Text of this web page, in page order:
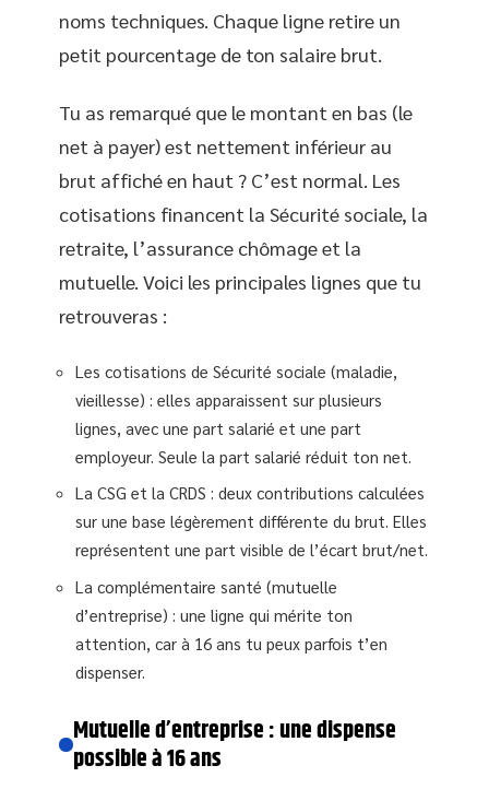
noms techniques. Chaque ligne retire un
petit pourcentage de ton salaire brut.
Tu as remarqué que le montant en bas (le
net à payer) est nettement inférieur au
brut affiché en haut ? C’est normal. Les
cotisations financent la Sécurité sociale, la
retraite, l’assurance chômage et la
mutuelle. Voici les principales lignes que tu
retrouveras :
Les cotisations de Sécurité sociale (maladie,
vieillesse) : elles apparaissent sur plusieurs
lignes, avec une part salarié et une part
employeur. Seule la part salarié réduit ton net.
La CSG et la CRDS : deux contributions calculées
sur une base légèrement différente du brut. Elles
représentent une part visible de l’écart brut/net.
La complémentaire santé (mutuelle
d’entreprise) : une ligne qui mérite ton
attention, car à 16 ans tu peux parfois t’en
dispenser.
Mutuelle d’entreprise : une dispense
possible à 16 ans